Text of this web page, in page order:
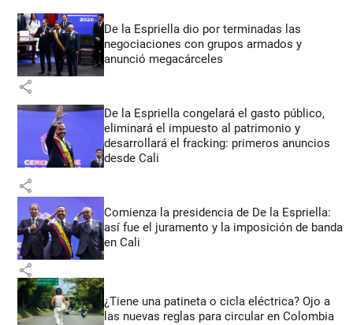
De la Espriella dio por terminadas las
negociaciones con grupos armados y
anunció megacárceles
share
De la Espriella congelará el gasto público,
eliminará el impuesto al patrimonio y
desarrollará el fracking: primeros anuncios
desde Cali
share
Comienza la presidencia de De la Espriella:
así fue el juramento y la imposición de banda
en Cali
share
¿Tiene una patineta o cicla eléctrica? Ojo a
las nuevas reglas para circular en Colombia